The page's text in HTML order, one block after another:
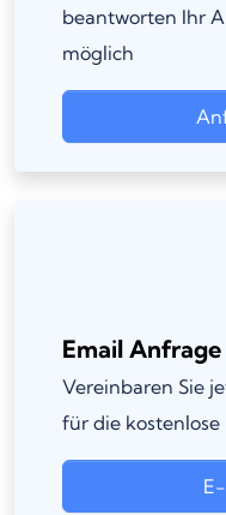
beantworten Ihr
möglich
Email Anfrage
Vereinbaren Sie
für die